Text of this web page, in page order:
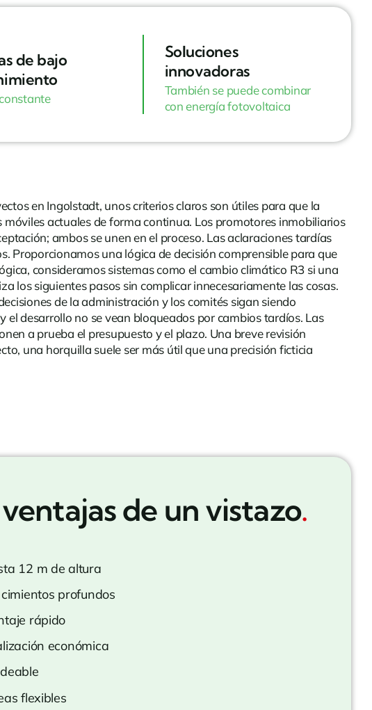
de bajo
Soluciones
innovadoras
También se puede combinar
con energía fotovoltaica
en Ingolstadt, unos criterios claros son útiles para que la
móvilesactuales de forma continua. Los promotores inmobiliarios
ambos se unen en el proceso. Las aclaraciones tardías
Proporcionamos una lógica de decisión comprensible para que
consideramos sistemas como el cambio climático R3 si una
los siguientes pasos sin complicar innecesariamente las cosas.
de la administración y los comités sigan siendo
el desarrollo no se vean bloqueados por cambios tardíos. Las
a prueba el presupuesto y el plazo. Una breve revisión
una horquilla suele ser más útil que una precisión ficticia
de un vistazo.
12 m de altura
profundos
rápido
económica
flexibles